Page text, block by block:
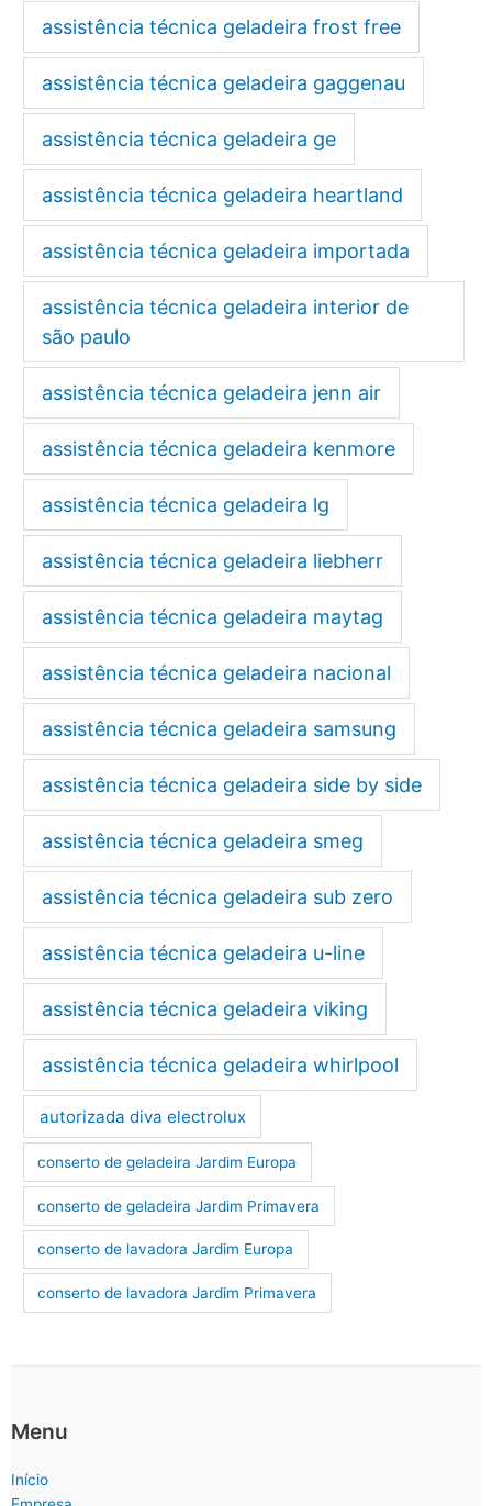
assistência técnica geladeira frost free
assistência técnica geladeira gaggenau
assistência técnica geladeira ge
assistência técnica geladeira heartland
assistência técnica geladeira importada
assistência técnica geladeira interior de
são paulo
assistência técnica geladeira jenn air
assistência técnica geladeira kenmore
assistência técnica geladeira lg
assistência técnica geladeira liebherr
assistência técnica geladeira maytag
assistência técnica geladeira nacional
assistência técnica geladeira samsung
assistência técnica geladeira side by side
assistência técnica geladeira smeg
assistência técnica geladeira sub zero
assistência técnica geladeira u-line
assistência técnica geladeira viking
assistência técnica geladeira whirlpool
autorizada diva electrolux
conserto de geladeira Jardim Europa
conserto de geladeira Jardim Primavera
conserto de lavadora Jardim Europa
conserto de lavadora Jardim Primavera
Menu
Início